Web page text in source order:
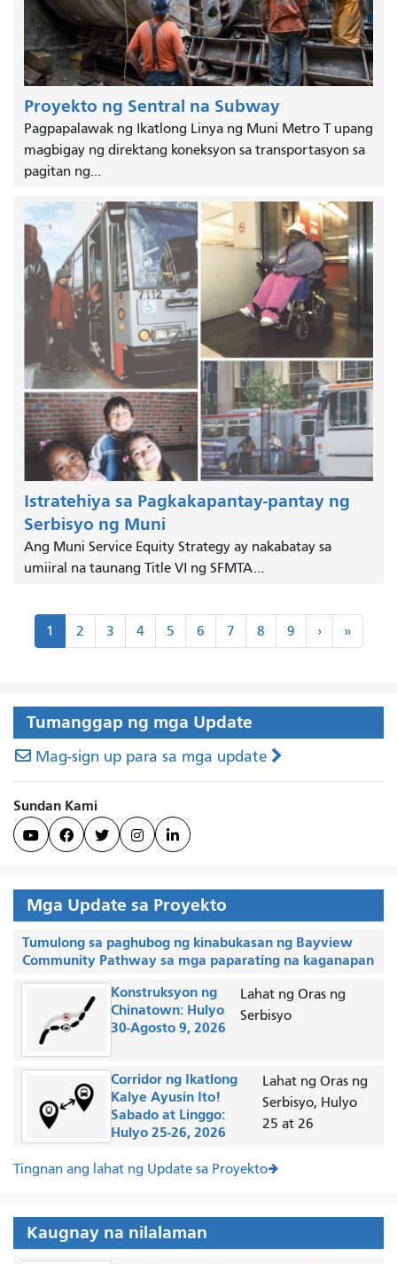
Proyekto ng Sentral na Subway
Pagpapalawak ng Ikatlong Linya ng Muni Metro T upang
magbigay ng direktang koneksyon sa transportasyon sa
pagitan ng...
Istratehiya sa Pagkakapantay-pantay ng
Serbisyo ng Muni
Ang Muni Service Equity Strategy ay nakabatay sa
umiiral na taunang Title VI ng SFMTA...
Paginasyon
1 2 3 4 5 6 7 8 9 ›Susunod
›
»Huli
»
Tumanggap ng mga Update
Mag-sign up para sa mga update
Sundan Kami
    
Mga Update sa Proyekto
Tumulong sa paghubog ng kinabukasan ng Bayview
Community Pathway sa mga paparating na kaganapan
Konstruksyon ng
Chinatown: Hulyo
30-Agosto 9, 2026
Lahat ng Oras ng
Serbisyo
Corridor ng Ikatlong
Kalye Ayusin Ito!
Sabado at Linggo:
Hulyo 25-26, 2026
Lahat ng Oras ng
Serbisyo, Hulyo
25 at 26
Tingnan ang lahat ng Update sa Proyekto
Kaugnay na nilalaman